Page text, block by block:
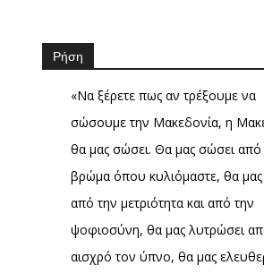
Ρήση
«Να ξέρετε πως αν τρέξουμε να
σώσουμε την Μακεδονία, η
θα μας σώσει. Θα μας σώσει από
βρώμα όπου κυλιόμαστε, θα
από την μετριότητα και από την
ψοφιοσύνη, θα μας λυτρώσει
αισχρό τον ύπνο, θα μας